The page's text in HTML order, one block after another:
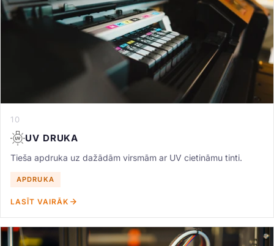
10
UV DRUKA
Tieša apdruka uz dažādām virsmām ar UV cietināmu tinti.
APDRUKA
LASĪT VAIRĀK